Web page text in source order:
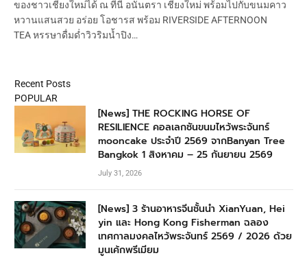
ของชาวเชียงใหม่ได้ ณ ที่นี่ อนันตรา เชียงใหม่ พร้อมไปกับขนมคาว
หวานแสนสวย อร่อย โอชารส พร้อม RIVERSIDE AFTERNOON
TEA หรรษาดื่มด่ำวิวริมน้ำปิง…
Recent Posts
POPULAR
[News] THE ROCKING HORSE OF
RESILIENCE คอลเลกชันขนมไหว้พระจันทร์
mooncake ประจำปี 2569 จากBanyan Tree
Bangkok 1 สิงหาคม – 25 กันยายน 2569
July 31, 2026
[News] 3 ร้านอาหารจีนชั้นนำ XianYuan, Hei
yin และ Hong Kong Fisherman ฉลอง
เทศกาลมงคลไหว้พระจันทร์ 2569 / 2026 ด้วย
มูนเค้กพรีเมียม